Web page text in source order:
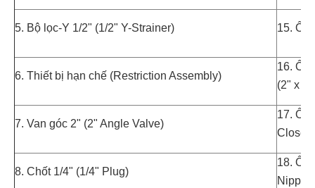
5. Bộ lọc-Y 1/2" (1/2" Y-Strainer) 15.
6. Thiết bị hạn chế (Restriction Assembly)
16.
(2" x
7. Van góc 2" (2" Angle Valve)
17.
Close
8. Chốt 1/4" (1/4" Plug)
18.
Nipple)